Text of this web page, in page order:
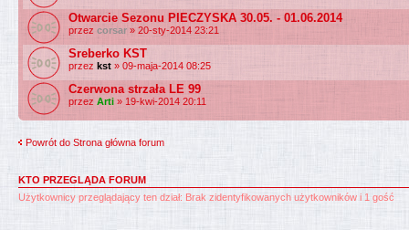
Otwarcie Sezonu PIECZYSKA 30.05. - 01.06.2014
przez corsar » 20-sty-2014 23:21
Sreberko KST
przez kst » 09-maja-2014 08:25
Czerwona strzała LE 99
przez Arti » 19-kwi-2014 20:11
Powrót do Strona główna forum
KTO PRZEGLĄDA FORUM
Użytkownicy przeglądający ten dział: Brak zidentyfikowanych użytkowników i 1 gość